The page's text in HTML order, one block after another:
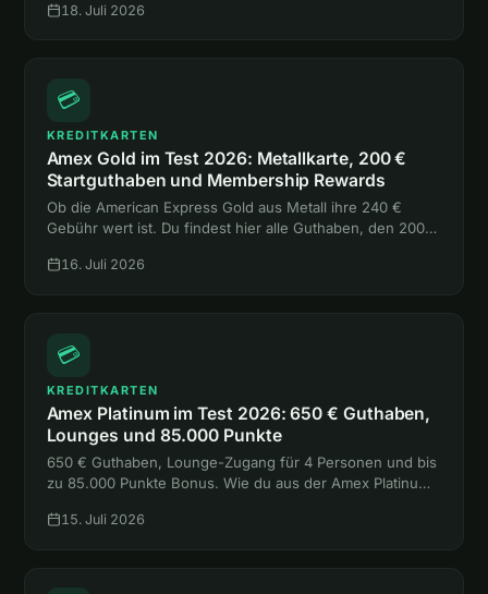
eine einzige Hotelnacht.
18. Juli 2026
💳
KREDITKARTEN
Amex Gold im Test 2026: Metallkarte, 200 €
Startguthaben und Membership Rewards
Ob die American Express Gold aus Metall ihre 240 €
Gebühr wert ist. Du findest hier alle Guthaben, den 200-
Platinum und Payback Amex.
16. Juli 2026
💳
KREDITKARTEN
Amex Platinum im Test 2026: 650 € Guthaben,
Lounges und 85.000 Punkte
650 € Guthaben, Lounge-Zugang für 4 Personen und bis
zu 85.000 Punkte Bonus. Wie du aus der Amex Platinum
15. Juli 2026